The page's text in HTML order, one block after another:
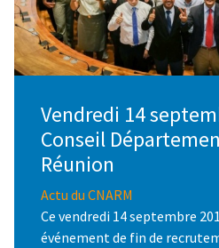
Vendredi 14
Conseil
Réunion
Actu du CNARM
Ce vendredi 14 septembre
événement de fin de